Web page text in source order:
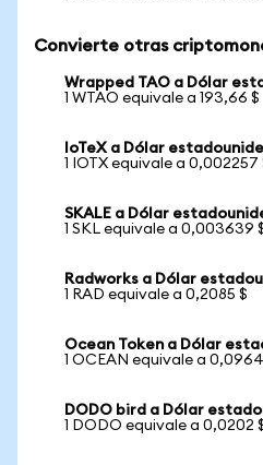
Convierte otras
Wrapped TAO a Dólar
1 WTAO equivale a 193,66 $
IoTeX a Dólar
1 IOTX equivale a 0,002257
SKALE a Dólar
1 SKL equivale a 0,003639
Radworks a Dólar
1 RAD equivale a 0,2085 $
Ocean Token a Dólar
1 OCEAN equivale a
DODO bird a Dólar
1 DODO equivale a 0,0202